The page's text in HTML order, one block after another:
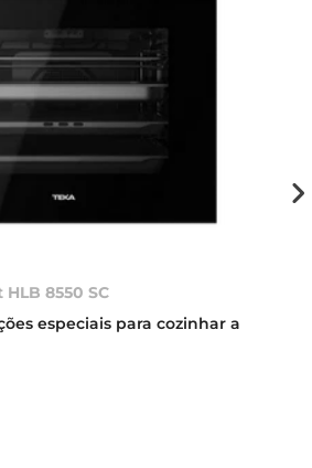
8550 SC
especiais para cozinhar a